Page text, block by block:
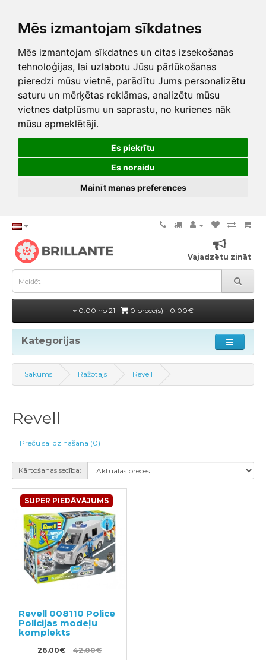
Mēs izmantojam sīkdatnes
Mēs izmantojam sīkdatnes un citas izsekošanas
tehnoloģijas, lai uzlabotu Jūsu pārlūkošanas
pieredzi mūsu vietnē, parādītu Jums personalizētu
saturu un mērķētas reklāmas, analizētu mūsu
vietnes datplūsmu un saprastu, no kurienes nāk
mūsu apmeklētāji.
Es piekrītu
Es noraidu
Mainīt manas preferences
Vajadzētu zināt
0.00 no 21 | 0 prece(s) - 0.00€
Kategorijas
Sākums Ražotājs Revell
Revell
Preču salīdzināšana (0)
Kārtošanas secība:
SUPER PIEDĀVĀJUMS
Revell 008110 Police
Policijas modeļu
komplekts
26.00€ 42.00€